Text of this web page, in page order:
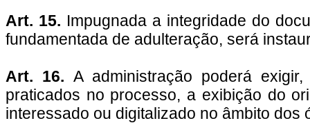
Art. 15. Impugnada a integridade do
fundamentada de adulteração, será
Art. 16.A administração poderá
praticados no processo, a exibição do
interessado ou digitalizado no âmbito dos